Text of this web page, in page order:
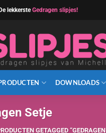
lekkersteGedragen slipjes!
DOWNLOADS
Setje
GETAGGED